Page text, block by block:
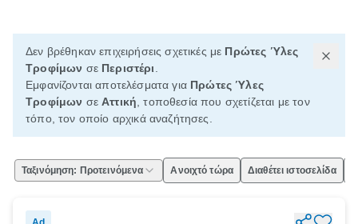
Δεν βρέθηκαν επιχειρήσεις σχετικές με Πρώτες Ύλες
Τροφίμων σε Περιστέρι
Εμφανίζονται αποτελέσματα για Πρώτες Ύλες
Τροφίμων σε Αττική , τοποθεσία που σχετίζεται με τον
τόπο, τον οποίο αρχικά αναζήτησες.
Ταξινόμηση: Προτεινόμενα Ανοιχτό τώρα Διαθέτει ιστοσελίδα